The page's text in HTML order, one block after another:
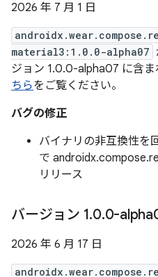
2026 年 7 月 1 日
material3:1.0.0-alpha07
ジョン 1.0.0-alpha07 に含ま
ちらをご覧ください。
バグの修正
バイナリの非互換性を
で
リリース
バージョン 1.0.0-
2026 年 6 月 17 日